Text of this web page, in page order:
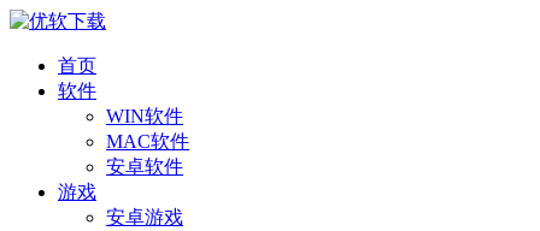
首页
软件
WIN软件
MAC软件
安卓软件
游戏
安卓游戏